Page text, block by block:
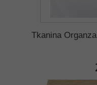
Tkanina